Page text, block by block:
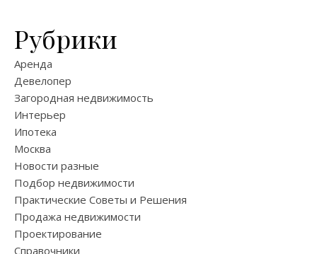
Рубрики
Аренда
Девелопер
Загородная недвижимость
Интерьер
Ипотека
Москва
Новости разные
Подбор недвижимости
Практические Советы и Решения
Продажа недвижимости
Проектирование
Справочники